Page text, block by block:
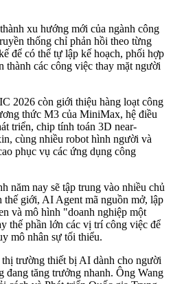
xu hướng mới của ngành công
thống chỉ phản hồi theo từng
để có thể tự lập kế hoạch, phối hợp
thành các công việc thay mặt người
2026 còn giới thiệu hàng loạt công
thức M3 của MiniMax, hệ điều
triển, chip tính toán 3D near-
cùng nhiều robot hình người và
phục vụ các ứng dụng công
năm nay sẽ tập trung vào nhiều chủ
giới, AI Agent mã nguồn mở, lập
và mô hình "doanh nghiệp một
thế phần lớn các vị trí công việc để
mô nhân sự tối thiểu.
trường thiết bị AI dành cho người
đang tăng trưởng nhanh. Ông Wang